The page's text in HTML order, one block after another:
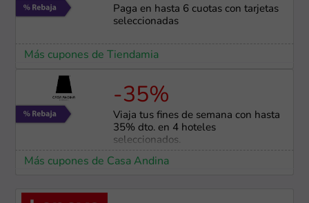
Paga en hasta 6 cuotas con tarjetas
seleccionadas
Más cupones de Tiendamia
-35%
Viaja tus fines de semana con hasta
35% dto. en 4 hoteles
seleccionados.
Más cupones de Casa Andina